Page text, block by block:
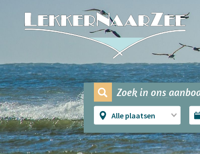
Zoek in ons
Alle plaatsen